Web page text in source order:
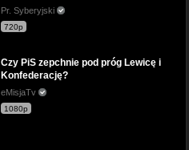
Pr. Syberyjski
720p
Czy PiS zepchnie pod próg Lewicę i
Konfederację?
eMisjaTv
1080p